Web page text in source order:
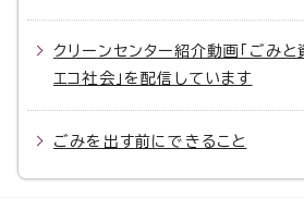
クリーンセンター紹介動画「ごみ
エコ社会」を配信しています
ごみを出す前にできること